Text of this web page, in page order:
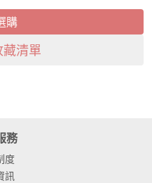
購
清單
務
度
訊